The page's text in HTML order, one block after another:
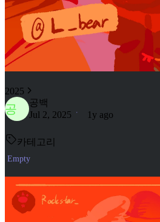
2025
공
공백
Jul 2, 2025
1y ago
카테고리
Empty